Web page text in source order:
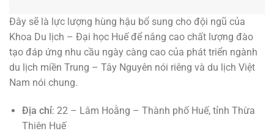
Đây sẽ là lực lượng hùng hậu bổ sung cho đội ngũ của
Khoa Du lịch – Đại học Huế để nâng cao chất lượng đào
tạo đáp ứng nhu cầu ngày càng cao của phát triển ngành
du lịch miền Trung – Tây Nguyên nói riêng và du lịch Việt
Nam nói chung.
Địa chỉ: 22 – Lâm Hoằng – Thành phố Huế, tỉnh Thừa
Thiên Huế